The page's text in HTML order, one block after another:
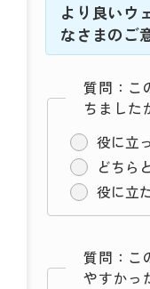
より良いウ
なさまのご
質問：こ
ちました
役に立
どちら
役に立
質問：こ
やすかっ